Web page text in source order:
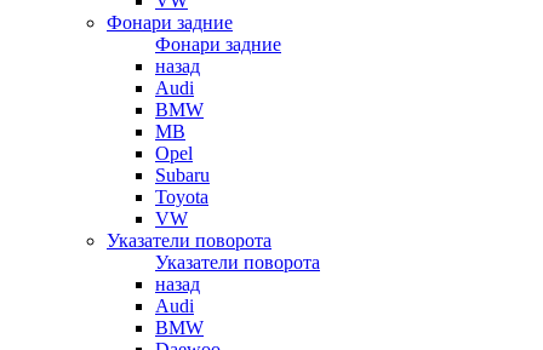
Фонари задние
Фонари задние
назад
Audi
BMW
MB
Opel
Subaru
Toyota
VW
Указатели поворота
Указатели поворота
назад
Audi
BMW